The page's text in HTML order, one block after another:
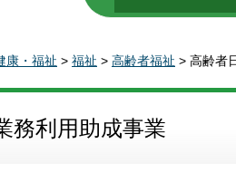
康・福祉 > 福祉 > 高齢者福祉 > 高齢者
務利用助成事業